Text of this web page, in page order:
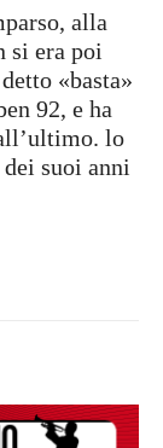
alla
si era poi
«basta»
92, e ha
lo
suoi anni